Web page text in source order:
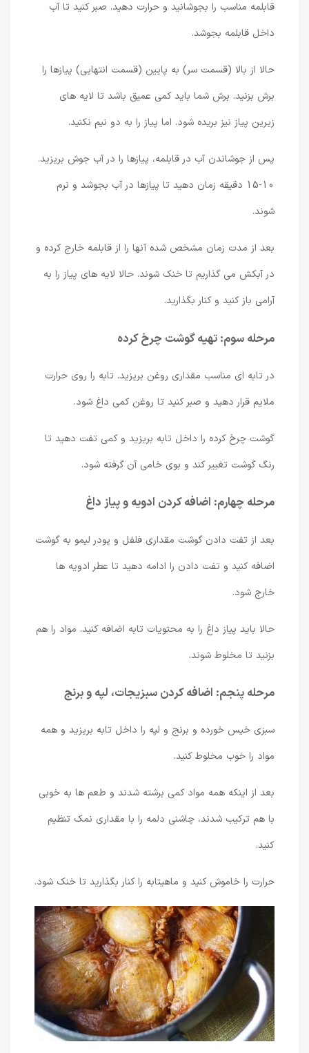
قابلمه مناسب را بجوشانید و حرارت دهید. صبر کنید تا آب
داخل قابلمه بجوشد.
حالا از بالا (قسمت سر) به پایین (قسمت انتهایی) پیازها را
برش بزنید. برش شما باید کمی عمیق باشد تا لایه های
زیرین پیاز نیز بریده شود. اما پیاز را به دو نیم نکنید.
پس از جوشاندن آب در قابلمه، پیازها را در آب جوش بریزید.
10-15 دقیقه زمان دهید تا پیازها در آب بجوشد و نرم
بعد از مدت زمان مشخص شده آنها را از قابلمه خارج کرده و
در آبکش می گذاریم تا خنک شوند. حالا لایه های پیاز را به
آرامی باز کنید و کنار بگذارید.
مرحله سوم: تهیه گوشت چرخ کرده
در تابه ای مناسب مقداری روغن بریزید. تابه را روی حرارت
ملایم قرار دهید و صبر کنید تا روغن کمی داغ شود.
گوشت چرخ کرده را داخل تابه بریزید و کمی تفت دهید تا
رنگ گوشت تغییر کند و بوی خامی آن گرفته شود.
مرحله چهارم: اضافه کردن ادویه و پیاز داغ
بعد از تفت دادن گوشت مقداری فلفل و پودر لیمو به گوشت
اضافه کنید و تفت دادن را ادامه دهید تا عطر ادویه ها
خارج شود.
حالا باید پیاز داغ را به محتویات تابه اضافه کنید. مواد را هم
بزنید تا مخلوط شوند.
مرحله پنجم: اضافه کردن سبزیجات، لپه و برنج
سبزی خیس خورده و برنج و لپه را داخل تابه بریزید و همه
مواد را خوب مخلوط کنید.
بعد از اینکه همه مواد کمی برشته شدند و طعم ها به خوبی
با هم ترکیب شدند، چاشنی دلمه را با مقداری نمک تنظیم
حرارت را خاموش کنید و ماهیتابه را کنار بگذارید تا خنک شود.